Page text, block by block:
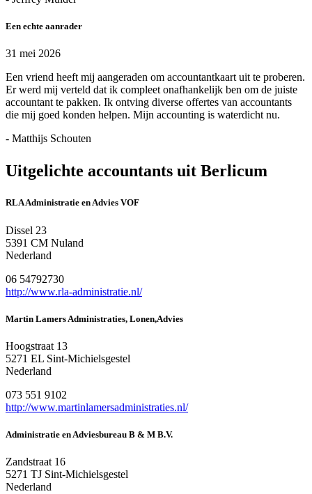
Een echte aanrader
31 mei 2026
Een vriend heeft mij aangeraden om accountantkaart uit te proberen.
Er werd mij verteld dat ik compleet onafhankelijk ben om de juiste
accountant te pakken. Ik ontving diverse offertes van accountants
die mij goed konden helpen. Mijn accounting is waterdicht nu.
- Matthijs Schouten
Uitgelichte accountants uit Berlicum
RLA Administratie en Advies VOF
Dissel 23
5391 CM Nuland
Nederland
06 54792730
http://www.rla-administratie.nl/
Martin Lamers Administraties, Lonen,Advies
Hoogstraat 13
5271 EL Sint-Michielsgestel
Nederland
073 551 9102
http://www.martinlamersadministraties.nl/
Administratie en Adviesbureau B & M B.V.
Zandstraat 16
5271 TJ Sint-Michielsgestel
Nederland